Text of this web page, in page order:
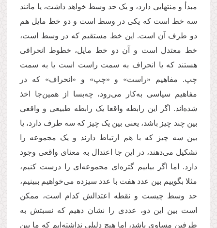
مبدأ و منتهایی دارد، و یک حد وسط خواهد داشت، یا مانند
سه خط است که یکی در وسط است و دو خط مایل هم
دو طرف آن است. این خط مستقیم که در وسط است،
خط معتدل است و آن دو خط مایل، خطوط انحرافی
هستند که یا انحراف به سمت راست است یا به سمت
چپ. مفاهیم «راست» و «چپ» و «انحراف» که در
مفاهیم سیاسی بهكار میرود، چهبسا از همینجا اخذ
شده اند. اگر این رابطه واقعا یک رابطه طبیعی و واقعی
بین چند چیز باشد، یعنی بین یک چیز که سه طرف دارد، یا
بین سه چیز که با هم ارتباط دارند و یک مجموعه را
تشکیل میدهند، در این جا اعتدال به معنای واقعی وجود
دارد. اما اگر بیاییم گتره ای مجموعه ای را درست کنیم،
مثلا بگوییم بین عدد هفت با عدد سیزده میخواهیم ببینیم،
حد وسط چیست و نقطه اعتدالش کدام است، ممکن
است بین این دو، عددی را نشان دهیم که نسبتش به
طرفین مساوی باشد، اما هیچ دلیلی نداشته ایم که ما بین